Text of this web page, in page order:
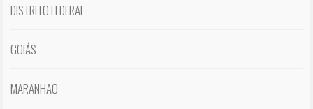
DISTRITO FEDERAL
GOIÁS
MARANHÃO